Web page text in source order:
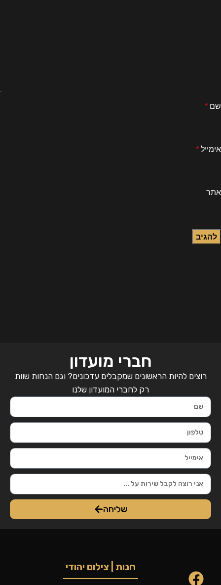
שם *
אימייל *
אתר
חברי מועדון
רוצים להיות הראשונים שמקבלים עדכונים? וגם הנחות שוות
רק לחברי המועדון שלנו
שליחה
חנות | צילום יהודי